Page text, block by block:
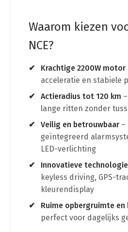
Waarom kiezen
NCE?
Krachtige 2200W motor
acceleratie en stabiele
Actieradius tot 120 km
lange ritten zonder
Veilig en betrouwbaar –
geïntegreerd
LED-verlichting
Innovatieve technologie
keyless driving, GPS-
kleurendisplay
Ruime opbergruimte en
perfect voor dagelijks